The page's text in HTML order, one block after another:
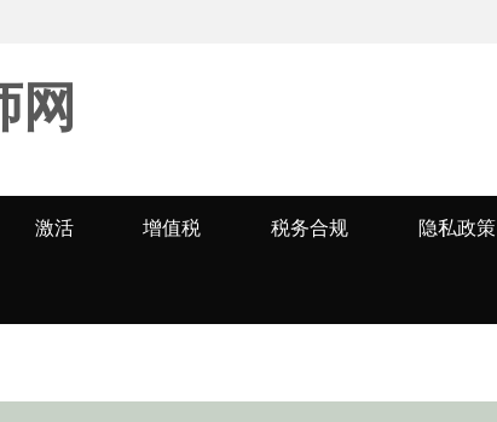
网
激活 增值税 税务合规 隐私政策